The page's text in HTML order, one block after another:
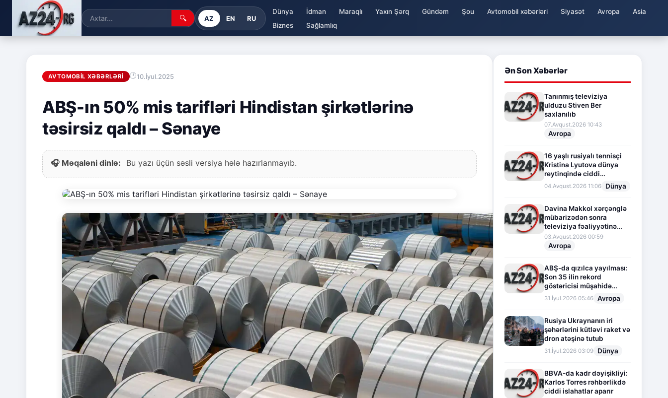
🔍 AZ EN RU
Dünya İdman Maraqlı Yaxın Şərq Gündəm Şou Avtomobil xəbərləri Siyasət Avropa
Asia
Biznes
Sağlamlıq
AVTOMOBIL XƏBƏRLƏRI 10.İyul.2025
ABŞ-ın 50% mis tarifləri Hindistan şirkətlərinə
təsirsiz qaldı – Sənaye
🎧 Məqaləni dinlə: Bu yazı üçün səsli versiya hələ hazırlanmayıb.
Ən Son Xəbərlər
Tanınmış televiziya
ulduzu Stiven Ber
saxlanılıb
07.Avqust.2026 10:43
Avropa
16 yaşlı rusiyalı tennisçi
Kristina Lyutova dünya
reytinqində ciddi
irəliləyişə imza atdı
04.Avqust.2026 11:06 Dünya
Davina Makkol xərçənglə
mübarizədən sonra
televiziya fəaliyyətinə
fasilə verir
03.Avqust.2026 00:59
Avropa
ABŞ-da qızılca yayılması:
Son 35 ilin rekord
göstəricisi müşahidə
olunur
31.İyul.2026 05:46 Avropa
Rusiya Ukraynanın iri
şəhərlərini kütləvi raket və
dron atəşinə tutub
31.İyul.2026 03:09 Dünya
BBVA-da kadr dəyişikliyi:
Karlos Torres rəhbərlikdə
ciddi islahatlar aparır